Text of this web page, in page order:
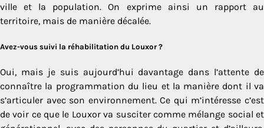
ville et la population. On exprime ainsi un rapport au
territoire, mais de manière décalée.
Avez-vous suivi la réhabilitation du Louxor ?
Oui, mais je suis aujourd’hui davantage dans l’attente de
connaître la programmation du lieu et la manière dont il va
s’articuler avec son environnement. Ce qui m’intéresse c’est
de voir ce que le Louxor va susciter comme mélange social et